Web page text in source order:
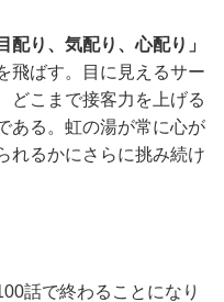
配り、気配り、心配り」
飛ばす。目に見えるサー
どこまで接客力を上げる
ある。虹の湯が常に心が
れるかにさらに挑み続け
話で終わることになり